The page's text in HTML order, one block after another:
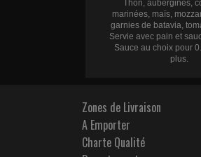
Thon, aubergines,
marinées, maïs,
garnies de batavia,
Servie avec pain et
Sauce au choix pour
plus.
Zones de Livraison
A Emporter
Charte Qualité